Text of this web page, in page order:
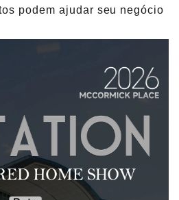
podem ajudar seu negócio